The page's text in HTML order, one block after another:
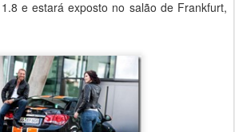
e estará exposto no salão de Frankfurt,